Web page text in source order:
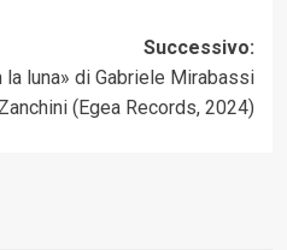
Successivo:
luna» di Gabriele Mirabassi
(Egea Records, 2024)